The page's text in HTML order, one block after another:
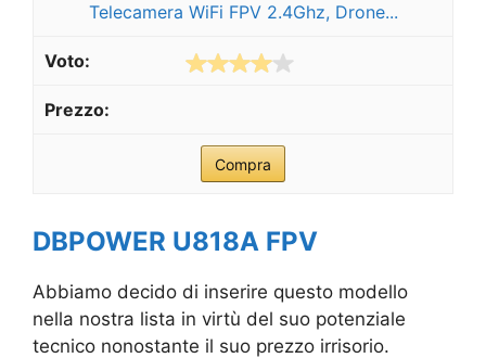
Telecamera WiFi FPV 2.4Ghz, Drone...
Compra
DBPOWER U818A FPV
Abbiamo decido di inserire questo modello
nella nostra lista in virtù del suo potenziale
tecnico nonostante il suo prezzo irrisorio.